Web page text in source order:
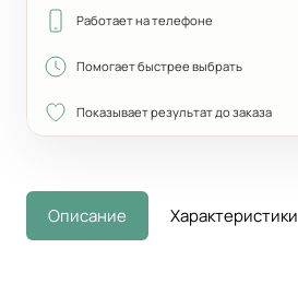
Работает на телефоне
Помогает быстрее выбрать
Показывает результат до заказа
Описание Характеристики